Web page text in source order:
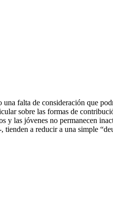
falta de consideración que
sobre las formas de
y las jóvenes no permanecen
a reducir a una simple